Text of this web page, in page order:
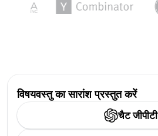
विषयवस्तु का सारांश प्रस्तुत करें
चैट जीपीटी